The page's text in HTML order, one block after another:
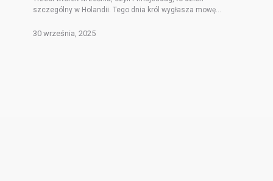
szczególny w Holandii. Tego dnia król wygłasza mowę…
30 września, 2025